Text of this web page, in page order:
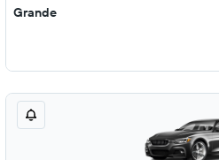
Grande